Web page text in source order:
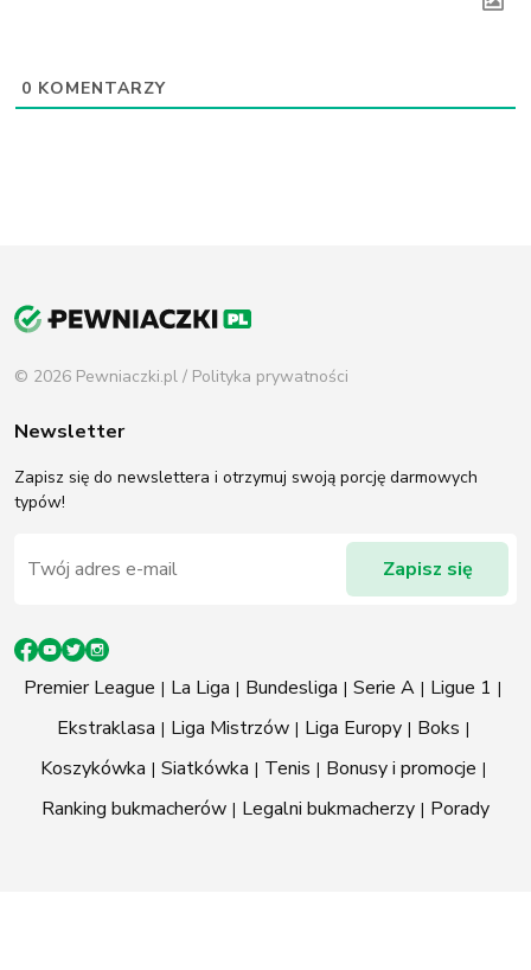
0 KOMENTARZY
© 2026 Pewniaczki.pl / Polityka prywatności
Newsletter
Zapisz się do newslettera i otrzymuj swoją porcję darmowych
typów!
Premier League La Liga Bundesliga Serie A
Ligue 1
Ekstraklasa
Liga Mistrzów Liga Europy
Boks
Koszykówka
Siatkówka Tenis
Bonusy i promocje
Ranking bukmacherów
Legalni bukmacherzy Porady